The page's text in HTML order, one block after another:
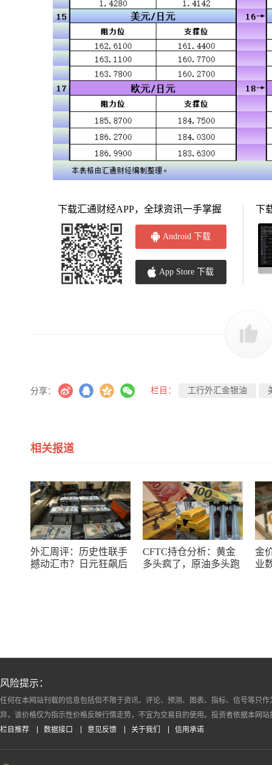
下载汇通财经APP，全球资讯一手掌握
Android 下载
App Store 下载
下
分享： 栏目： 工行外汇金银油
相关报道
外汇周评：历史性联手
撼动汇市？日元狂飙后
CFTC持仓分析：黄金
多头疯了，原油多头跑
金
业
风险提示：
任何在本网站刊载的信息包括但不限于资讯、评论、预测、图表、指标、信号等只
异，该价格仅为指示性价格反映行情走势，不宜为交易目的使用。投资者依据本网
栏目推荐
数据接口 意见反馈 关于我们 信用承诺